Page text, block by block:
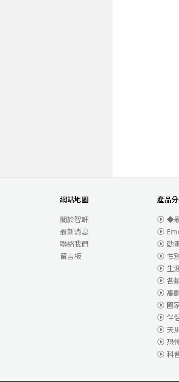
網站地圖
關於智軒
最新消息
聯絡我們
留言板
產品
◆
動
性
生
各
高
國
伴
天
恐
科